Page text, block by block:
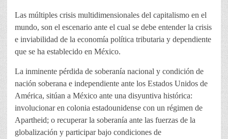
Las múltiples crisis multidimensionales del capitalismo en el
mundo, son el escenario ante el cual se debe entender la crisis
e inviabilidad de la economía política tributaria y dependiente
que se ha establecido en México.
La inminente pérdida de soberanía nacional y condición de
nación soberana e independiente ante los Estados Unidos de
América, sitúan a México ante una disyuntiva histórica:
involucionar en colonia estadounidense con un régimen de
Apartheid; o recuperar la soberanía ante las fuerzas de la
globalización y participar bajo condiciones de